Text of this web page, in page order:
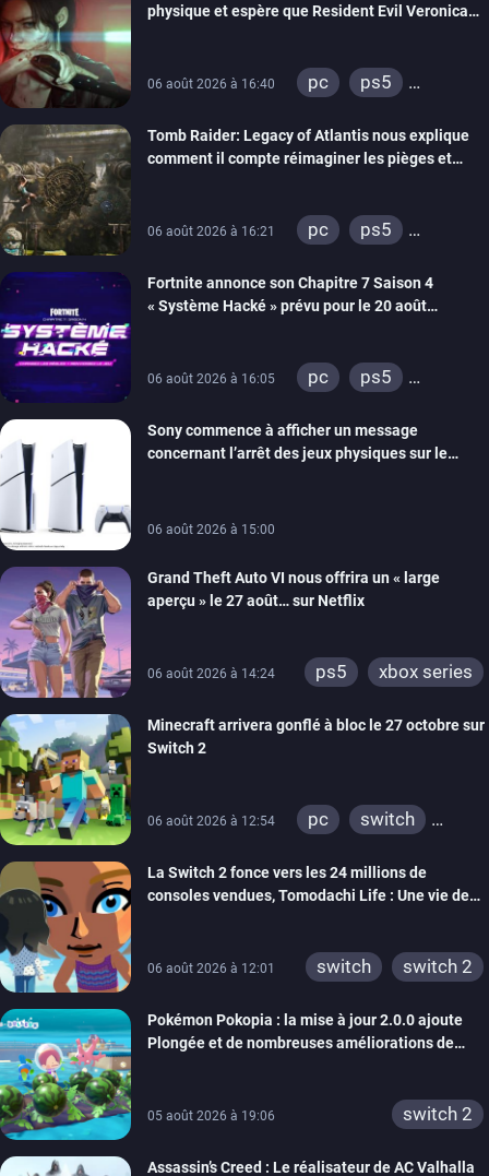
physique et espère que Resident Evil Veronica
06 août 2026 à 16:40 pc
ps5
switch 2
Tomb Raider: Legacy of Atlantis nous explique
comment il compte réimaginer les pièges et
06 août 2026 à 16:21 pc
ps5
switch 2
Fortnite annonce son Chapitre 7 Saison 4
« Système Hacké » prévu pour le 20 août
06 août 2026 à 16:05 pc
ps5
switch
ios
android
ps4
Sony commence à afficher un message
concernant l’arrêt des jeux physiques sur le
06 août 2026 à 15:00
Grand Theft Auto VI nous offrira un « large
aperçu » le 27 août… sur Netflix
06 août 2026 à 14:24 ps5 xbox series
Minecraft arrivera gonflé à bloc le 27 octobre sur
Switch 2
06 août 2026 à 12:54 pc
switch
xbox one
wiiu
3ds
ps3
switch 2
La Switch 2 fonce vers les 24 millions de
consoles vendues, Tomodachi Life : Une vie de
06 août 2026 à 12:01 switch switch 2
Pokémon Pokopia : la mise à jour 2.0.0 ajoute
Plongée et de nombreuses améliorations de
05 août 2026 à 19:06 switch 2
Assassin’s Creed : Le réalisateur de AC Valhalla